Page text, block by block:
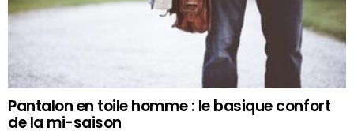
Pantalon en toile homme : le basique confort
de la mi-saison